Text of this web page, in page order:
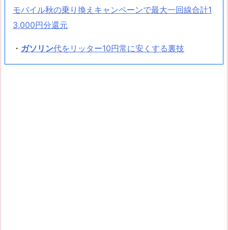
モバイル秋の乗り換えキャンペーンで最大一回線合計1
3,000円分還元
・ ガソリン代をリッター10円常に安くする裏技